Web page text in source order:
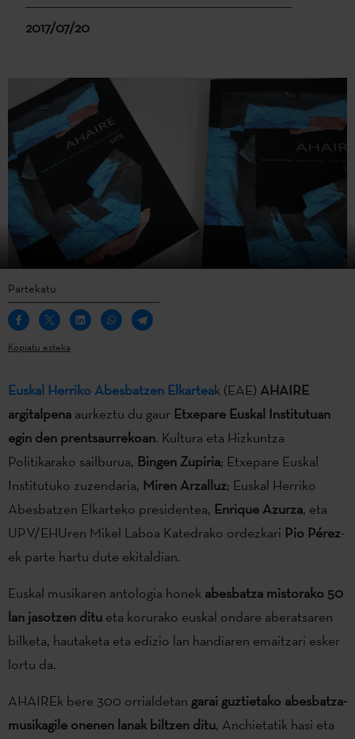
2017/07/20
Partekatu
Kopiatu esteka
Euskal Herriko Abesbatzen Elkarteak (EAE) AHAIRE
argitalpena aurkeztu du gaur Etxepare Euskal Institutuan
egin den prentsaurrekoan. Kultura eta Hizkuntza
Politikarako sailburua, Bingen Zupiria; Etxepare Euskal
Institutuko zuzendaria, Miren Arzalluz; Euskal Herriko
Abesbatzen Elkarteko presidentea, Enrique Azurza, eta
UPV/EHUren Mikel Laboa Katedrako ordezkari Pio Pérez-
ek parte hartu dute ekitaldian.
Euskal musikaren antologia honek abesbatza mistorako 50
lan jasotzen ditu eta korurako euskal ondare aberatsaren
bilketa, hautaketa eta edizio lan handiaren emaitzari esker
lortu da.
AHAIREk bere 300 orrialdetan garai guztietako abesbatza-
musikagile onenen lanak biltzen ditu, Anchietatik hasi eta